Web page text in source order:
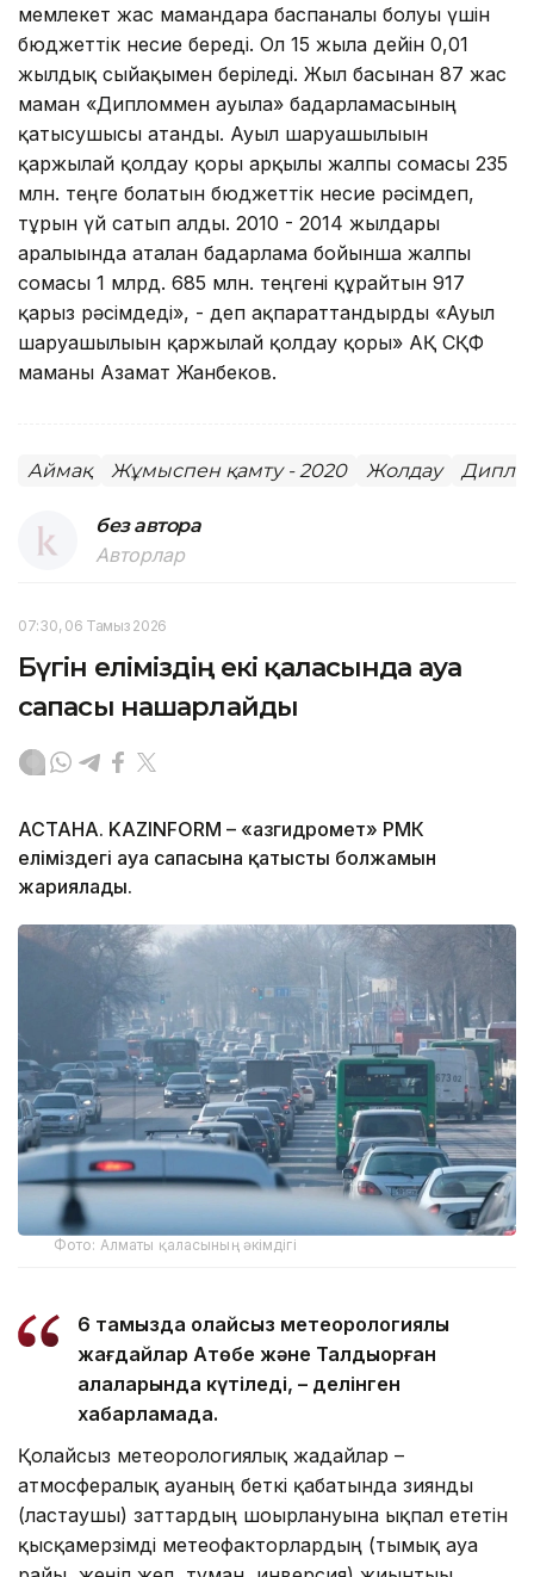
мемлекет жас мамандарға баспаналы болуы үшін
бюджеттік несие береді. Ол 15 жылға дейін 0,01
жылдық сыйақымен беріледі. Жыл басынан 87 жас
маман «Дипломмен ауылға» бағдарламасының
қатысушысы атанды. Ауыл шаруашылығын
қаржылай қолдау қоры арқылы жалпы сомасы 235
млн. теңге болатын бюджеттік несие рәсімдеп,
тұрғын үй сатып алды. 2010 - 2014 жылдары
аралығында аталған бағдарлама бойынша жалпы
сомасы 1 млрд. 685 млн. теңгені құрайтын 917
қарыз рәсімдеді», - деп ақпараттандырды «Ауыл
шаруашылығын қаржылай қолдау қоры» АҚ СҚФ
маманы Азамат Жанбеков.
Аймақ Жұмыспен қамту - 2020 Жолдау
без автора
Авторлар
07:30, 06 Тамыз 2026
Бүгін еліміздің екі қаласында ауа
сапасы нашарлайды
АСТАНА. KAZINFORM – «Қазгидромет» РМК
еліміздегі ауа сапасына қатысты болжамын
жариялады.
Фото: Алматы қаласының әкімдігі
6 тамызда қолайсыз метеорологиялық
жағдайлар Ақтөбе және Талдықорған
қалаларында күтіледі, – делінген
хабарламада.
Қолайсыз метеорологиялық жағдайлар –
атмосфералық ауаның беткі қабатында зиянды
(ластаушы) заттардың шоғырлануына ықпал ететін
қысқамерзімді метеофакторлардың (тымық ауа